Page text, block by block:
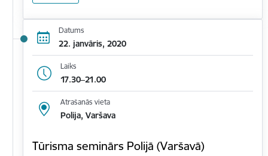
Datums
22. janvāris, 2020
Laiks
17.30–21.00
Atrašanās vieta
Polija, Varšava
Tūrisma seminārs Polijā (Varšavā)